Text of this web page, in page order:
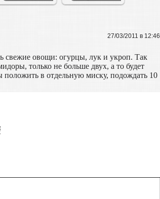
27/03/2011 в 12:46
свежие овощи: огурцы, лук и укроп. Так
только не больше двух, а то будет
в отдельную миску, подождать 10